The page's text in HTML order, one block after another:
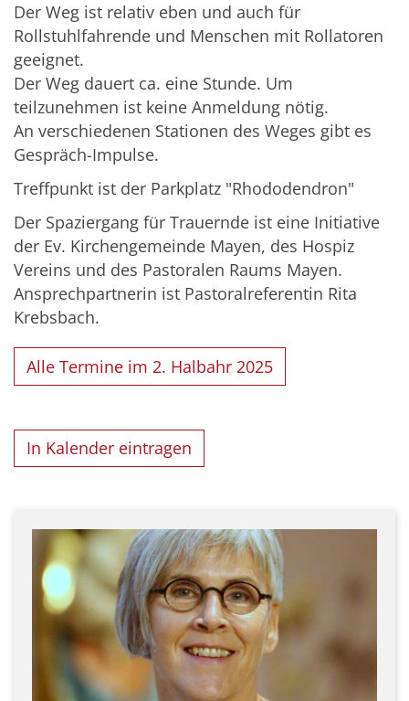
Der Weg ist relativ eben und auch für
Rollstuhlfahrende und Menschen mit Rollatoren
geeignet.
Der Weg dauert ca. eine Stunde. Um
teilzunehmen ist keine Anmeldung nötig.
An verschiedenen Stationen des Weges gibt es
Gespräch-Impulse.
Treffpunkt ist der Parkplatz "Rhododendron"
Der Spaziergang für Trauernde ist eine Initiative
der Ev. Kirchengemeinde Mayen, des Hospiz
Vereins und des Pastoralen Raums Mayen.
Ansprechpartnerin ist Pastoralreferentin Rita
Krebsbach.
Alle Termine im 2. Halbahr 2025
In Kalender eintragen